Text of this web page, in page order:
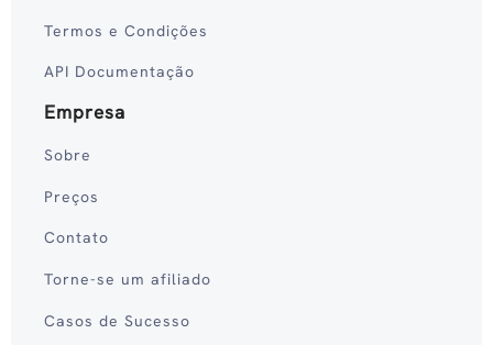
Termos e Condições
API Documentação
Empresa
Sobre
Preços
Contato
Torne-se um afiliado
Casos de Sucesso